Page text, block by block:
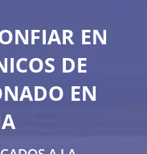
EN
DE
EN